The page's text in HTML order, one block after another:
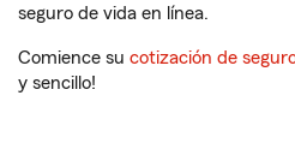
seguro de vida en línea.
Comience su cotización de
y sencillo!